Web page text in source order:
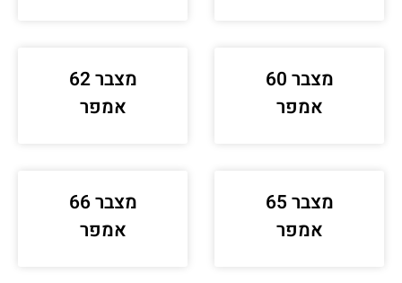
מצבר 60
אמפר
מצבר 62
אמפר
מצבר 65
אמפר
מצבר 66
אמפר